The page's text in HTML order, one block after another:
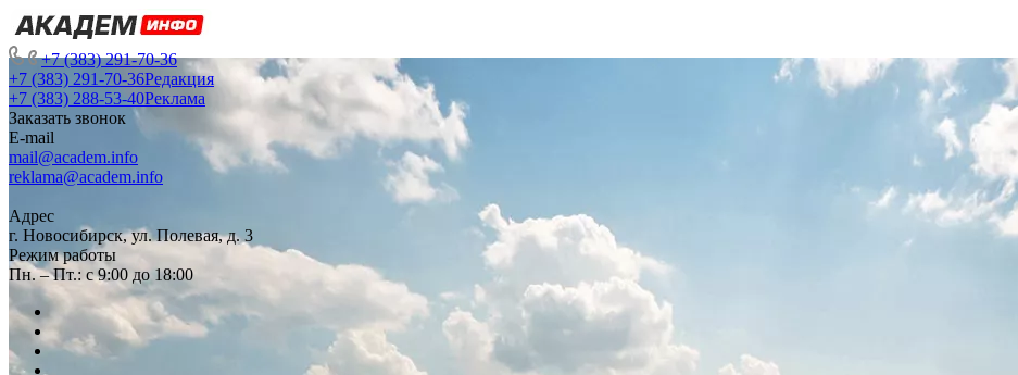
+7 (383) 291-70-36
+7 (383) 291-70-36Редакция
+7 (383) 288-53-40Реклама
Заказать звонок
E-mail
mail@academ.info
reklama@academ.info
Адрес
г. Новосибирск, ул. Полевая, д. 3
Режим работы
Пн. – Пт.: с 9:00 до 18:00